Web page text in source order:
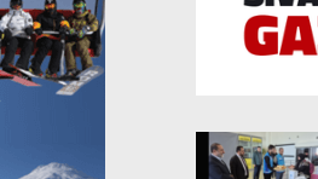
11:20
9:26